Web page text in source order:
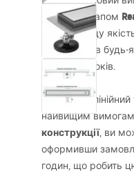
лінійним трапом
собі найвищу
впишеться в
на багато років.
Обираючи лінійний
найвищим
конструкції, ви
оформивши
годин, що робить